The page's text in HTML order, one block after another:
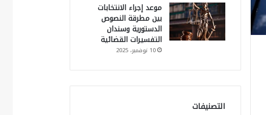
موعد إجراء الانتخابات
بين مطرقة النصوص
الدستورية وسندان
التفسيرات القضائية
10 نوفمبر، 2025
التصنيفات